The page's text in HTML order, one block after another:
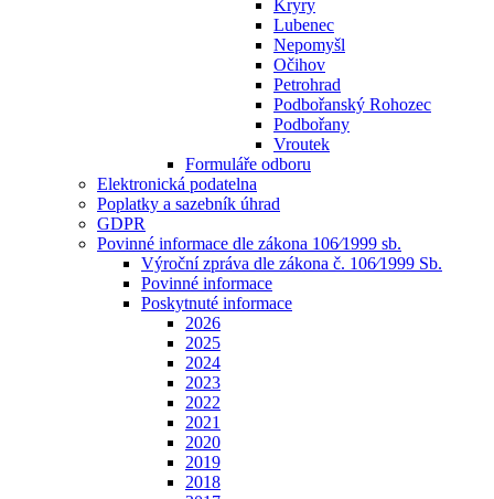
Kryry
Lubenec
Nepomyšl
Očihov
Petrohrad
Podbořanský Rohozec
Podbořany
Vroutek
Formuláře odboru
Elektronická podatelna
Poplatky a sazebník úhrad
GDPR
Povinné informace dle zákona 106⁄1999 sb.
Výroční zpráva dle zákona č. 106⁄1999 Sb.
Povinné informace
Poskytnuté informace
2026
2025
2024
2023
2022
2021
2020
2019
2018